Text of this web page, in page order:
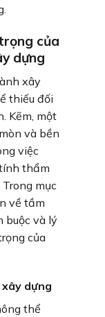
của
dựng
xây
thiếu đối
Kẽm, một
và bền
việc
thẩm
mục
về tầm
buộc và lý
của
dựng
thể